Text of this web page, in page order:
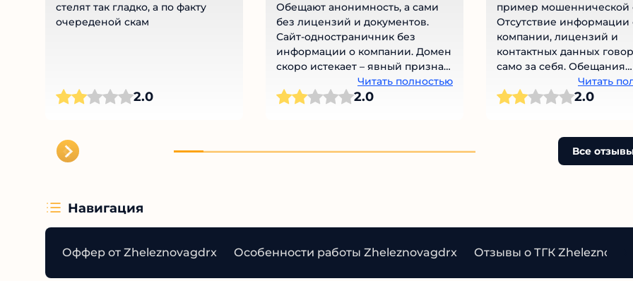
стелят так гладко, а по факту
очереденой скам
2.0
Обещают анонимность, а сами
без лицензий и документов.
Сайт-одностраничник без
информации о компании. Домен
скоро истекает – явный признак
аферы. Не ведитесь на этот
развод!
Читать полностью
2.0
пример мошеннической
Отсутствие информации
компании, лицензий и
контактных данных
само за себя. Обещания
анонимности и выгодных
условий – лишь
после внесения средств
поддержка исчезает, а
Читать
2.0
Все отзывы
Навигация
Оффер от Zheleznovagdrx Особенности работы Zheleznovagdrx Отзывы о ТГК